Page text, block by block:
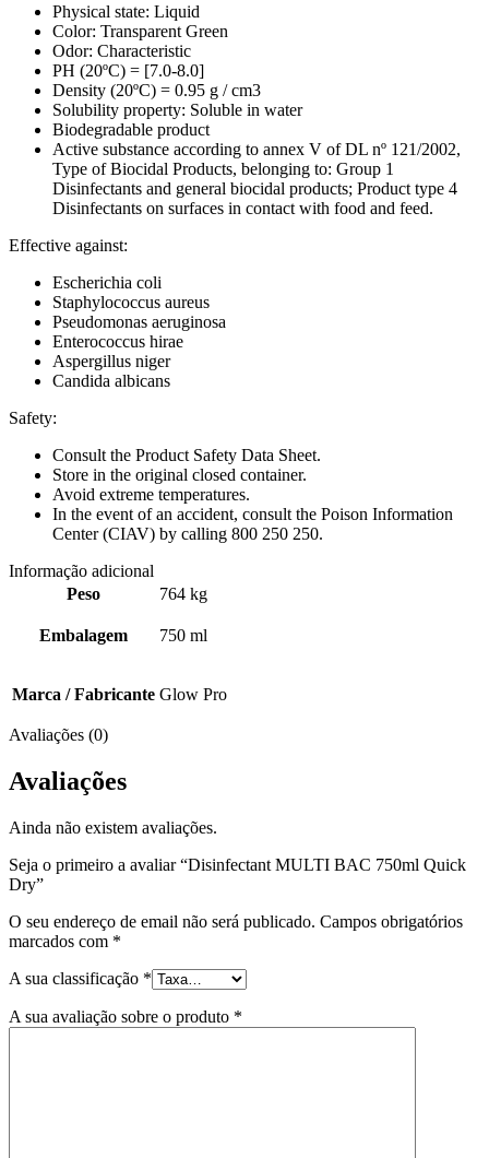
Physical state: Liquid
Color: Transparent Green
Odor: Characteristic
PH (20ºC) = [7.0-8.0]
Density (20ºC) = 0.95 g / cm3
Solubility property: Soluble in water
Biodegradable product
Active substance according to annex V of DL nº 121/2002,
Type of Biocidal Products, belonging to: Group 1
Disinfectants and general biocidal products; Product type 4
Disinfectants on surfaces in contact with food and feed.
Effective against:
Escherichia coli
Staphylococcus aureus
Pseudomonas aeruginosa
Enterococcus hirae
Aspergillus niger
Candida albicans
Safety:
Consult the Product Safety Data Sheet.
Store in the original closed container.
Avoid extreme temperatures.
In the event of an accident, consult the Poison Information
Center (CIAV) by calling 800 250 250.
Informação adicional
Peso
764 kg
Embalagem 750 ml
Marca / Fabricante Glow Pro
Avaliações (0)
Avaliações
Ainda não existem avaliações.
Seja o primeiro a avaliar “Disinfectant MULTI BAC 750ml Quick
Dry”
O seu endereço de email não será publicado. Campos obrigatórios
marcados com *
A sua classificação *
A sua avaliação sobre o produto *